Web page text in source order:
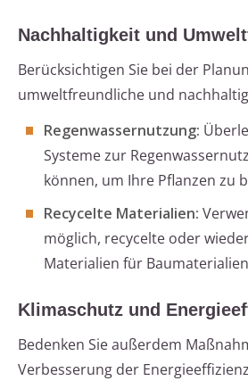
Nachhaltigkeit und
Berücksichtigen Sie bei der
umweltfreundliche und
Regenwassernutzung:
Systeme zur
können, um Ihre Pflanzen zu
Recycelte Materialien:
möglich, recycelte oder
Materialien für
Klimaschutz und
Bedenken Sie außerdem
Verbesserung der